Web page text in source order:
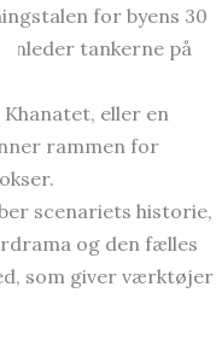
for byens 30
tankerne på
eller en
rammen for
scenariets historie,
drama og den fælles
som giver værktøjer